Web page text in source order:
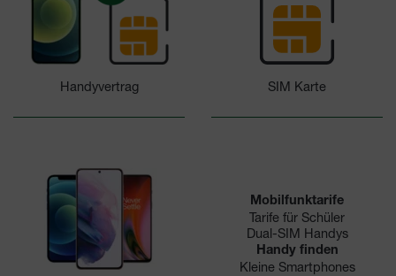
Handyvertrag SIM Karte
Mobilfunktarife
Tarife für Schüler
Dual-SIM Handys
Handy finden
Kleine Smartphones